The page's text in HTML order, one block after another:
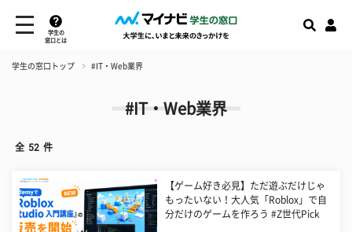
学生の
窓口とは
学生の窓口トップ #IT・Web業界
#IT・Web業界
全 52 件
【ゲーム好き必見】ただ遊ぶだけじゃ
もったいない！大人気「Roblox」で自
分だけのゲームを作ろう #Z世代Pick